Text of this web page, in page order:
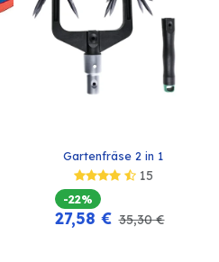
Gartenfräse 2 in 1
15
-22%
27,58 € 35,30€